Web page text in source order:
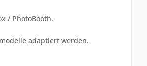
/ PhotoBooth.
adaptiert werden.